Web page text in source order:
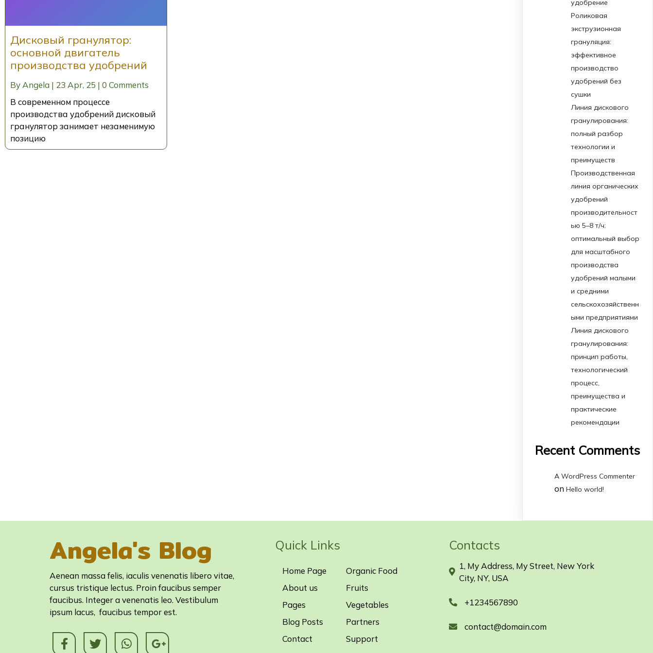
Дисковый гранулятор:
основной двигатель
производства удобрений
ByAngela | 23 Apr, 25 | 0 Comments
В современном процессе
производства удобрений дисковый
гранулятор занимает незаменимую
позицию
удобрение
Роликовая
экструзионная
грануляция:
эффективное
производство
удобрений без
сушки
Линия дискового
гранулирования:
полный разбор
технологии и
преимуществ
Производственная
линия органических
удобрений
производительност
ью 5–8 т/ч:
оптимальный выбор
для масштабного
производства
удобрений малыми
и средними
сельскохозяйственн
ыми предприятиями
Линия дискового
гранулирования:
принцип работы,
технологический
процесс,
преимущества и
практические
рекомендации
Recent Comments
A WordPress Commenter
onHello world!
Angela's Blog
Aenean massa felis, iaculis venenatis libero vitae,
cursus tristique lectus. Proin faucibus semper
faucibus. Integer a venenatis leo. Vestibulum
ipsum lacus, faucibus tempor est.
Quick Links
Home Page
About us
Pages
Blog Posts
Contact
Organic Food
Fruits
Vegetables
Partners
Support
Contacts
1, My Address, My Street, New York
City, NY, USA
+1234567890
contact@domain.com